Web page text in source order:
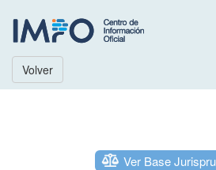
Volver
Ver Base